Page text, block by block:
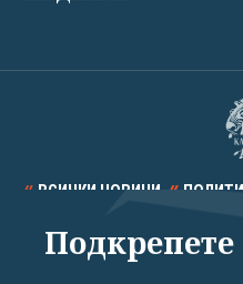
ВСИЧКИ НОВИНИ
СПОРТ КУЛТУРА